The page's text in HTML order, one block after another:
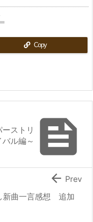
Copy

ストリ
ル編～
新曲一言感想 追加
 Prev